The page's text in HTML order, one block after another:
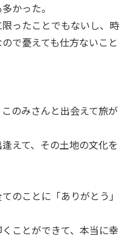
かった。
ったことでもないし、時
で憂えても仕方ないこと
のみさんと出会えて旅が
えて、その土地の文化を
のことに「ありがとう」
ことができて、本当に幸